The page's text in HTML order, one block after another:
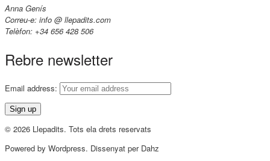
Anna Genís
Correu-e: info @ llepadits.com
Telèfon: +34 656 428 506
Rebre newsletter
Email address:
© 2026 Llepadits. Tots ela drets reservats
Powered by Wordpress. Dissenyat per Dahz